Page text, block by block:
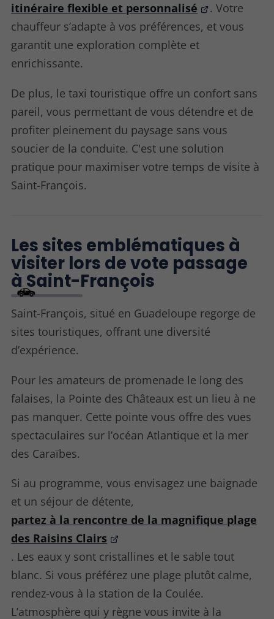
itinéraire flexible et personnalisé
. Votre
chauffeur s’adapte à vos préférences, et vous
garantit une exploration complète et
enrichissante.
De plus, le taxi touristique offre un confort sans
pareil, vous permettant de vous détendre et de
profiter pleinement du paysage sans vous
soucier de la conduite. C'est une solution
pratique pour maximiser votre temps de visite à
Saint-François.
Les sites emblématiques à
visiter lors de vote passage
à Saint-François
Saint-François, situé en Guadeloupe regorge de
sites touristiques, offrant une diversité
d’expérience.
Pour les amateurs de promenade le long des
falaises, la Pointe des Châteaux est un lieu à ne
pas manquer. Cette pointe vous offre des vues
spectaculaires sur l’océan Atlantique et la mer
des Caraïbes.
Si au programme, vous envisagez une baignade
et un séjour de détente,
partez à la rencontre de la magnifique plage
des Raisins Clairs
. Les eaux y sont cristallines et le sable tout
blanc. Si vous préférez une plage plutôt calme,
rendez-vous à la station de la Coulée.
L’atmosphère qui y règne vous invite à la